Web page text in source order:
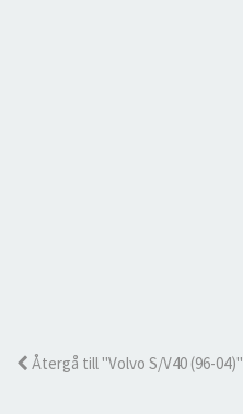
Återgå till "Volvo S/V40 (96-04)"